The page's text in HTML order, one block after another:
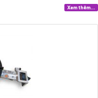
Xem thêm...